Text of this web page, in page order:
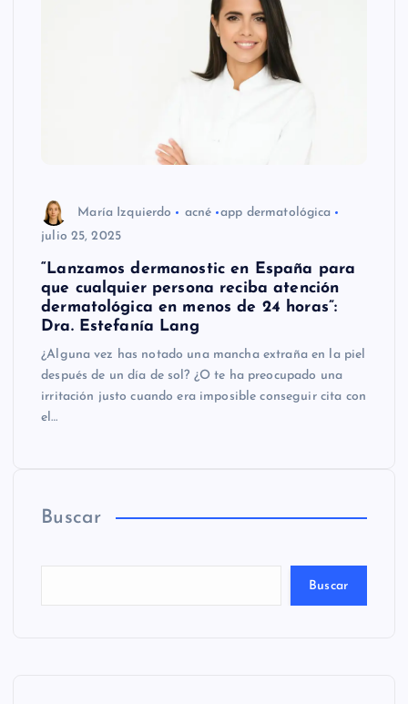
María Izquierdo acné
app dermatológica
julio 25, 2025
“Lanzamos dermanostic en España para
que cualquier persona reciba atención
dermatológica en menos de 24 horas”:
Dra. Estefanía Lang
¿Alguna vez has notado una mancha extraña en la piel
después de un día de sol? ¿O te ha preocupado una
irritación justo cuando era imposible conseguir cita con
el…
Buscar
Buscar